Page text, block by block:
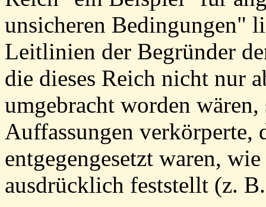
unsicheren Bedingungen"
Leitlinien der Begründer
die dieses Reich nicht nur
umgebracht worden
Auffassungen
entgegengesetzt waren,
ausdrücklich feststellt (z.